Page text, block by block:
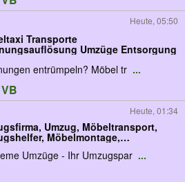
Heute, 05:50
Transporte
Umzüge Entsorgung
entrümpeln? Möbel tr ...
Heute, 01:34
Umzug, Möbeltransport,
Möbelmontage,
Umzüge - Ihr Umzugspar ...